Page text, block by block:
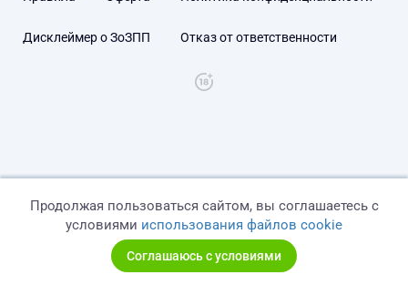
Дисклеймер о ЗоЗПП Отказ от ответственности
Продолжая пользоваться сайтом, вы соглашаетесь с
условиями использования файлов cookie
Соглашаюсь с условиями